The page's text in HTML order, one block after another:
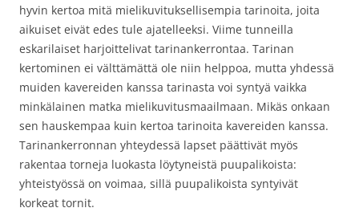
hyvin kertoa mitä mielikuvituksellisempia tarinoita, joita
aikuiset eivät edes tule ajatelleeksi. Viime tunneilla
eskarilaiset harjoittelivat tarinankerrontaa. Tarinan
kertominen ei välttämättä ole niin helppoa, mutta yhdessä
muiden kavereiden kanssa tarinasta voi syntyä vaikka
minkälainen matka mielikuvitusmaailmaan. Mikäs onkaan
sen hauskempaa kuin kertoa tarinoita kavereiden kanssa.
Tarinankerronnan yhteydessä lapset päättivät myös
rakentaa torneja luokasta löytyneistä puupalikoista:
yhteistyössä on voimaa, sillä puupalikoista syntyivät
korkeat tornit.